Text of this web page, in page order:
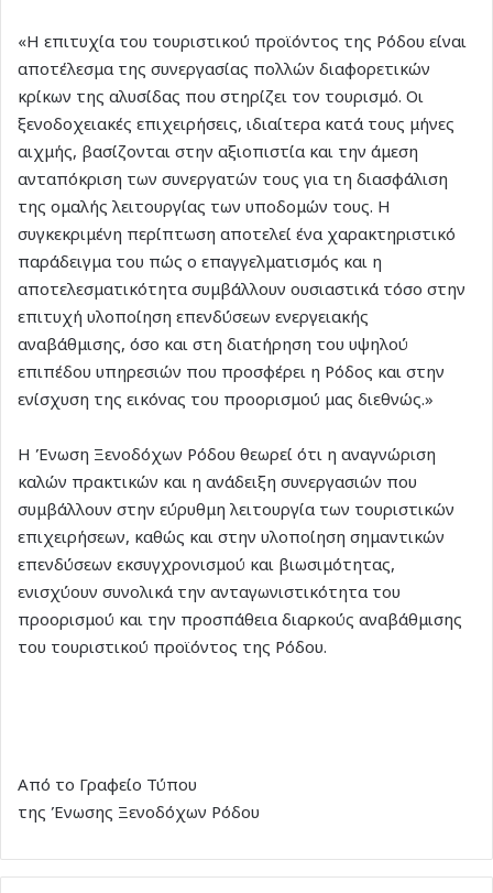
«Η επιτυχία του τουριστικού προϊόντος της Ρόδου είναι
αποτέλεσμα της συνεργασίας πολλών διαφορετικών
κρίκων της αλυσίδας που στηρίζει τον τουρισμό. Οι
ξενοδοχειακές επιχειρήσεις, ιδιαίτερα κατά τους μήνες
αιχμής, βασίζονται στην αξιοπιστία και την άμεση
ανταπόκριση των συνεργατών τους για τη διασφάλιση
της ομαλής λειτουργίας των υποδομών τους. Η
συγκεκριμένη περίπτωση αποτελεί ένα χαρακτηριστικό
παράδειγμα του πώς ο επαγγελματισμός και η
αποτελεσματικότητα συμβάλλουν ουσιαστικά τόσο στην
επιτυχή υλοποίηση επενδύσεων ενεργειακής
αναβάθμισης, όσο και στη διατήρηση του υψηλού
επιπέδου υπηρεσιών που προσφέρει η Ρόδος και στην
ενίσχυση της εικόνας του προορισμού μας διεθνώς.»
Η Ένωση Ξενοδόχων Ρόδου θεωρεί ότι η αναγνώριση
καλών πρακτικών και η ανάδειξη συνεργασιών που
συμβάλλουν στην εύρυθμη λειτουργία των τουριστικών
επιχειρήσεων, καθώς και στην υλοποίηση σημαντικών
επενδύσεων εκσυγχρονισμού και βιωσιμότητας,
ενισχύουν συνολικά την ανταγωνιστικότητα του
προορισμού και την προσπάθεια διαρκούς αναβάθμισης
του τουριστικού προϊόντος της Ρόδου.
Από το Γραφείο Τύπου
της Ένωσης Ξενοδόχων Ρόδου